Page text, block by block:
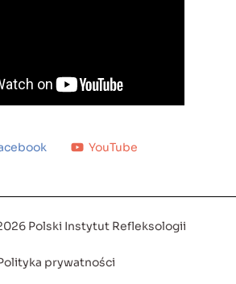
YouTube
Polski Instytut Refleksologii
prywatności